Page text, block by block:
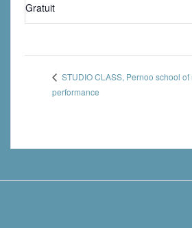
Gratuit
STUDIO CLASS, Pernoo school of
performance